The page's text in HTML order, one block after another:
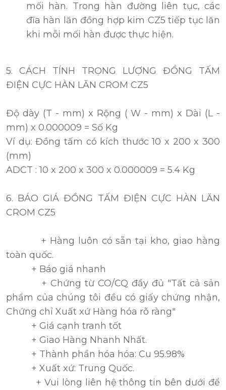
mối hàn. Trong hàn đường liên tục, các
đĩa hàn lăn đồng hợp kim CZ5 tiếp tục lăn
khi mỗi mối hàn được thực hiện.
5. CÁCH TÍNH TRỌNG LƯỢNG ĐỒNG TẤM
ĐIỆN CỰC HÀN LĂN CROM CZ5
Độ dày (T - mm) x Rộng ( W - mm) x Dài (L -
mm) x 0.000009 = Số Kg
Ví dụ: Đồng tấm có kích thước 10 x 200 x 300
(mm)
ADCT : 10 x 200 x 300 x 0.000009 = 5.4 Kg
6. BÁO GIÁ ĐỒNG TẤM ĐIỆN CỰC HÀN LĂN
CROM CZ5
+ Hàng luôn có sẵn tại kho, giao hàng
toàn quốc.
+ Báo giá nhanh
+ Chứng từ CO/CQ đầy đủ "Tất cả sản
phẩm của chúng tôi đều có giấy chứng nhận,
Chứng chỉ Xuất xứ Hàng hóa rõ ràng"
+ Giá cạnh tranh tốt
+ Giao Hàng Nhanh Nhất.
+ Thành phần hóa hóa: Cu 95.98%
+ Xuất xứ: Trung Quốc.
+ Vui lòng liên hệ thông tin bên dưới để